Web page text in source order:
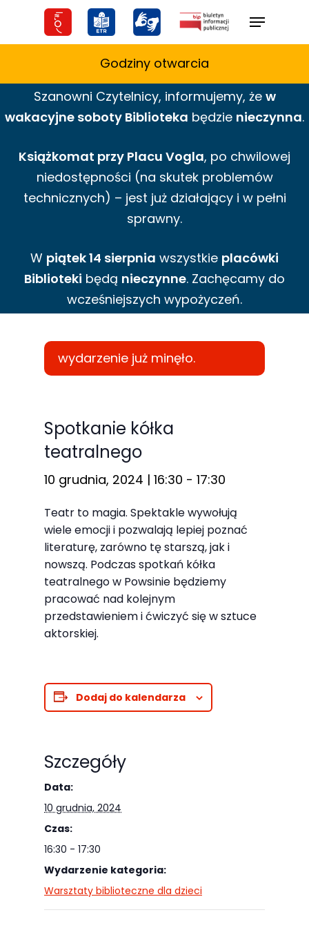
Menu
Godziny otwarcia
Szanowni Czytelnicy, informujemy, że w
wakacyjne soboty Biblioteka będzie nieczynna.
Książkomat przy Placu Vogla, po chwilowej
niedostępności (na skutek problemów
technicznych) – jest już działający i w pełni
sprawny.
W piątek 14 sierpnia wszystkie placówki
Biblioteki będą nieczynne. Zachęcamy do
wcześniejszych wypożyczeń.
wydarzenie już minęło.
Spotkanie kółka
teatralnego
10 grudnia, 2024 | 16:30 - 17:30
Teatr to magia. Spektakle wywołują
wiele emocji i pozwalają lepiej poznać
literaturę, zarówno tę starszą, jak i
nowszą. Podczas spotkań kółka
teatralnego w Powsinie będziemy
pracować nad kolejnym
przedstawieniem i ćwiczyć się w sztuce
aktorskiej.
Dodaj do kalendarza
Szczegóły
Data:
10 grudnia, 2024
Czas:
16:30 - 17:30
Wydarzenie kategoria:
Warsztaty biblioteczne dla dzieci
Te pliki cookie
nie są
opcjonalne. Są
one potrzebne
funkcjonowania
strony
internetowej.
Statystyka
Abyśmy mogli
poprawić
strony
internetowej,
tego, jak
strona jest
używana.
Doświadczenie
strona
internetowa